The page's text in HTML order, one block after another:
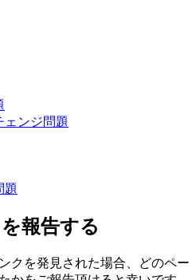
ェンジ問題
題
報告する
クを発見された場合、どのペー